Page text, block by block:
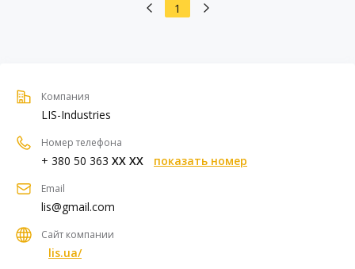
1
Компания
LIS-Industries
Номер телефона
+ 380 50 363 XX XX показать номер
Email
lis@gmail.com
Сайт компании
lis.ua/